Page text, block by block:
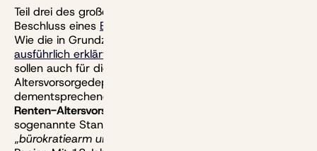
Teil drei des großen Rententags im Kabinett war der
Beschluss eines Eckpunktepapiers zur Frühstart-Rente
Wie die in Grundzügen gedacht ist,
ausführlich erklärt
sollen auch für die Frühstart-Rente ihrer Kinder ein
Altersvorsorgedepot wählen. Die Produktvariante heißt
dementsprechend herrlich bürokratisch
Renten-Altersvorsorgedepot
sogenannte Standardprodukt gestaltet sein, mithin
„bürokratiearm und kostengünstig